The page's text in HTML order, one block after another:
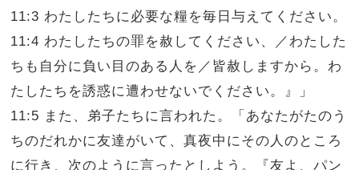
11:3 わたしたちに必要な糧を毎日与えてください。
11:4 わたしたちの罪を赦してください、／わたした
ちも自分に負い目のある人を／皆赦しますから。わ
たしたちを誘惑に遭わせないでください。』」
11:5 また、弟子たちに言われた。「あなたがたのう
ちのだれかに友達がいて、真夜中にその人のところ
に行き、次のように言ったとしよう。『友よ、パン